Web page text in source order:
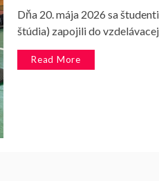
Dňa 20. mája 2026 sa
štúdia) zapojili do
Read More